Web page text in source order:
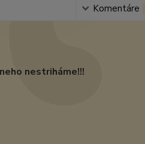
Komentáre
nestriháme!!!